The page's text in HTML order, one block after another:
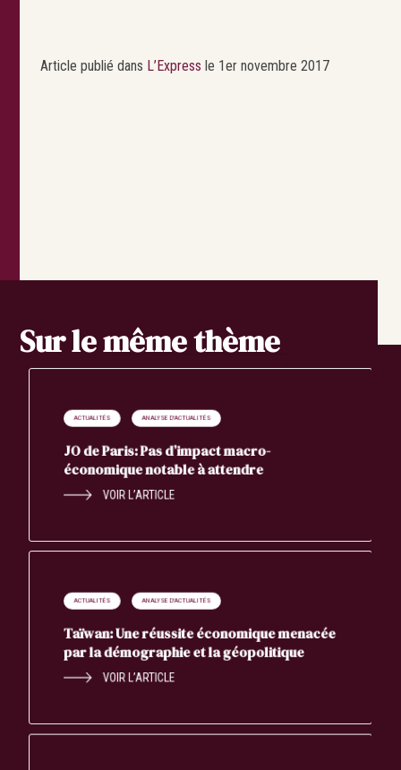
Article publié dans L’Express le 1er novembre 2017
Sur le même thème
ACTUALITÉS ANALYSE D'ACTUALITÉS
JO de Paris: Pas d’impact macro-
économique notable à attendre
VOIR L’ARTICLE
ACTUALITÉS ANALYSE D'ACTUALITÉS
Taïwan: Une réussite économique menacée
par la démographie et la géopolitique
VOIR L’ARTICLE